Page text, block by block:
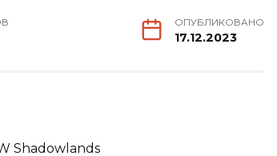
ОПУБЛИКОВАНО
17.12.2023